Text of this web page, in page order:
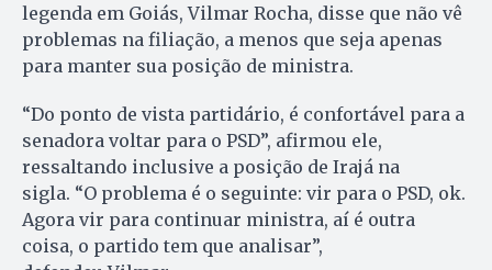
legenda em Goiás, Vilmar Rocha, disse que não vê
problemas na filiação, a menos que seja apenas
para manter sua posição de ministra.
“Do ponto de vista partidário, é confortável para a
senadora voltar para o PSD”, afirmou ele,
ressaltando inclusive a posição de Irajá na
sigla. “O problema é o seguinte: vir para o PSD, ok.
Agora vir para continuar ministra, aí é outra
coisa, o partido tem que analisar”,